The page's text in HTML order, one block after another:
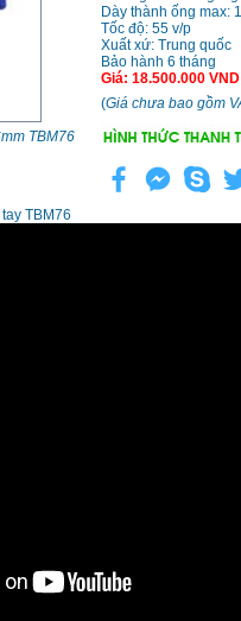
TBM76
Dày thành ống max:
Tốc độ: 55 v/p
Xuất xứ: Trung quốc
Bảo hành 6 tháng
Giá: 18.500.000VND
(Giá chưa bao gồm
TBM76